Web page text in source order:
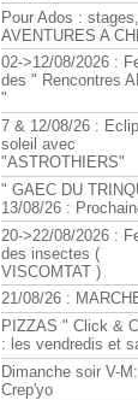
Pour Ados :
AVENTURES A
02->12/08/2026 :
des " Rencontres
"
7 & 12/08/26 :
soleil avec
"ASTROTHIERS"
" GAEC DU
13/08/26 :
20->22/08/2026 :
des insectes (
VISCOMTAT )
21/08/26 :
PIZZAS " Click &
: les vendredis et
Dimanche soir V-M:
Crep'yo